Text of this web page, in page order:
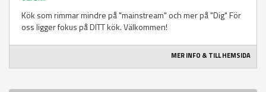
Kök som rimmar mindre på "mainstream" och mer på "Dig" För
oss ligger fokus på DITT kök. Välkommen!
MER INFO & TILL HEMSIDA